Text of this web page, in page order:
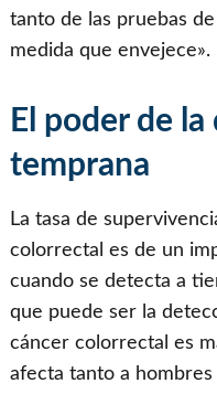
tanto de las pruebas
medida que envejece».
El poder de
temprana
La tasa de
colorrectal es de un
cuando se detecta a
que puede ser la
cáncer colorrectal es
afecta tanto a